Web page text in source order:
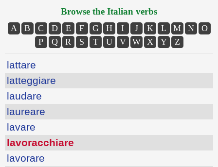
Browse the Italian verbs
A B C D E F G H I J K L M N
O
P
Q R S T U V W X Y Z
lattare
latteggiare
laudare
laureare
lavare
lavoracchiare
lavorare